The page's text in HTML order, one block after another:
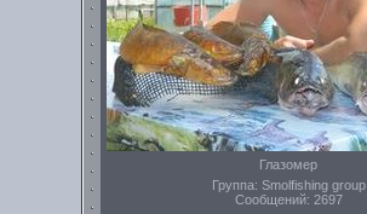
Глазомер
Группа: Smolfishing group
Сообщений: 2697